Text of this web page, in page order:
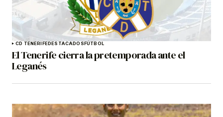
CD TENERIFEDESTACADOS FÚTBOL
El Tenerife cierra la pretemporada ante el
Leganés